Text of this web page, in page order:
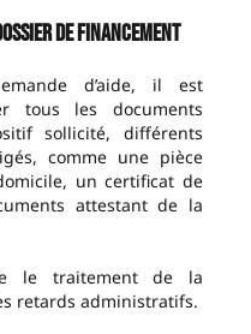
de financement
d’aide, il est
tous les documents
sollicité, différents
comme une pièce
un certificat de
attestant de la
le traitement de la
retards administratifs.